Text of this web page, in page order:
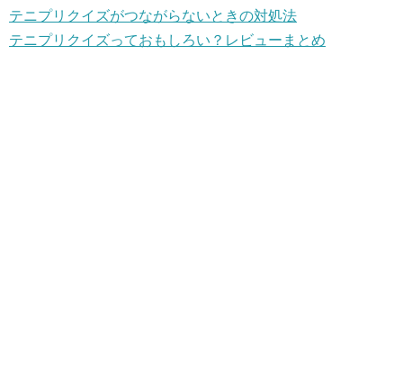
テニプリクイズがつながらないときの対処法
テニプリクイズっておもしろい？レビューまとめ